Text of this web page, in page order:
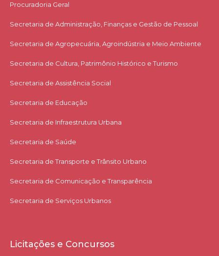
Procuradoria Geral
Secretaria de Administração, Finanças e Gestão de Pessoal
Secretaria de Agropecuária, Agroindústria e Meio Ambiente
Secretaria de Cultura, Patrimônio Histórico e Turismo
Secretaria de Assistência Social
Secretaria de Educação
Secretaria de Infraestrutura Urbana
Secretaria de Saúde
Secretaria de Transporte e Trânsito Urbano
Secretaria de Comunicação e Transparência
Secretaria de Serviços Urbanos
Licitações e Concursos